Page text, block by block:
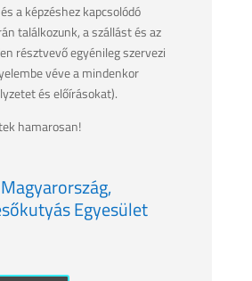
a képzéshez kapcsolódó
találkozunk, a szállást és az
résztvevő egyénileg szervezi
véve a mindenkor
és előírásokat).
hamarosan!
Egyesület